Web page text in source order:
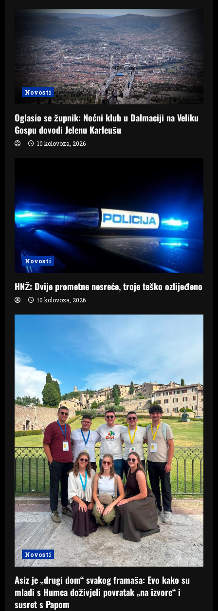
Novosti
Oglasio se župnik: Noćni klub u Dalmaciji na Veliku
Gospu dovodi Jelenu Karleušu
10 kolovoza, 2026
Novosti
HNŽ: Dvije prometne nesreće, troje teško ozlijeđeno
10 kolovoza, 2026
Novosti
Asiz je „drugi dom“ svakog framaša: Evo kako su
mladi s Humca doživjeli povratak „na izvore“ i
susret s Papom